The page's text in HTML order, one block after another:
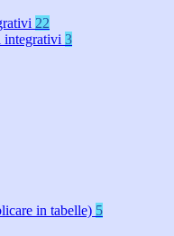
22
integrativi 3
in tabelle) 5